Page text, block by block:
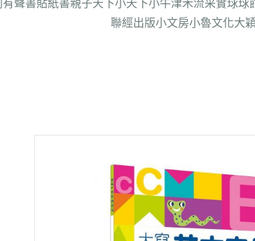
有聲書貼紙書親子天下小天下小牛津禾流采實球球
聯經出版小文房小魯文化大